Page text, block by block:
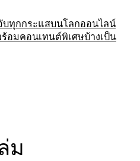
บทุกกระแสบนโลกออนไลน์
อมคอนเทนต์พิเศษบ้างเป็น
ม